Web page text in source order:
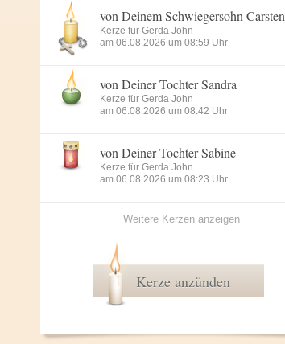
von Deinem Schwiegersohn Carsten
Kerze für Gerda John
am 06.08.2026 um 08:59 Uhr
von Deiner Tochter Sandra
Kerze für Gerda John
am 06.08.2026 um 08:42 Uhr
von Deiner Tochter Sabine
Kerze für Gerda John
am 06.08.2026 um 08:23 Uhr
Weitere Kerzen anzeigen
Kerze anzünden